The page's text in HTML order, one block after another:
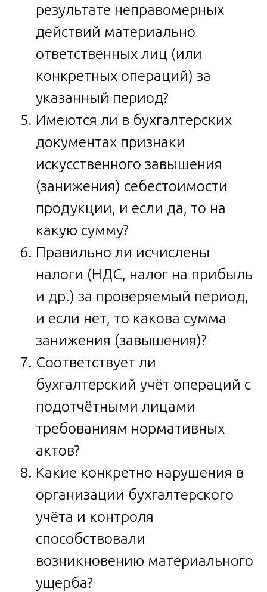
результате неправомерных
действий материально
ответственных лиц (или
конкретных операций) за
указанный период?
Имеются ли в бухгалтерских
документах признаки
искусственного завышения
(занижения) себестоимости
продукции, и если да, то на
какую сумму?
Правильно ли исчислены
налоги (НДС, налог на прибыль
и др.) за проверяемый период,
и если нет, то какова сумма
занижения (завышения)?
Соответствует ли
бухгалтерский учёт операций с
подотчётными лицами
требованиям нормативных
актов?
Какие конкретно нарушения в
организации бухгалтерского
учёта и контроля
способствовали
возникновению материального
ущерба?